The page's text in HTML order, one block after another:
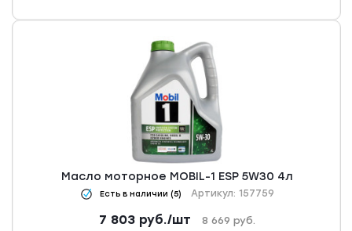
Масло моторное MOBIL-1 ESP 5W30 4л
Есть в наличии (5) Артикул: 157759
7 803руб./шт 8 669 руб.